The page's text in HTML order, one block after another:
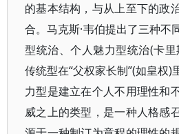
的基本结构，与从上至下的政
合。马克斯·韦伯提出了三种不
型统治、个人魅力型统治(卡里
传统型在“父权家长制”(如皇权
力型是建立在个人不用理性和
威之上的类型，是一种人格感